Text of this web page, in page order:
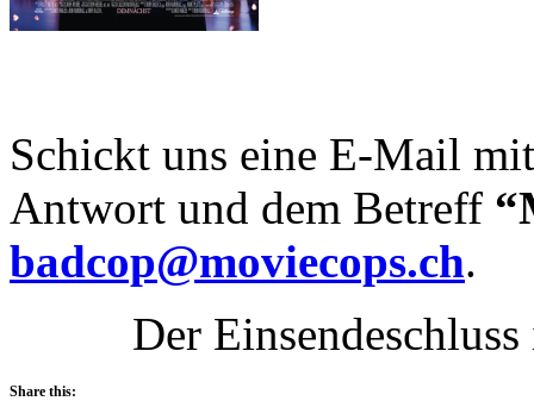
Schickt uns eine E-Mail
Antwort und dem Betreff
badcop@moviecops.ch.
Der
Share this: